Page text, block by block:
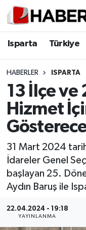
Isparta Türkiye
HABERLER ISPARTA
13 İlçe ve
Hizmet
31 Mart 2024
İdareler Genel
başlayan 25.
Aydın Baruş ile
22.04.2024 - 19:18
YAYINLANMA
Isparta
Esnaf Diyor ki;
ASAYİŞ
BİLİM VE
EĞİTİM
GENEL
Güncel
Isparta
Isparta Trafik
Süper Lig
Tüm Manşetler
Son Dakika
Haber Arşivi